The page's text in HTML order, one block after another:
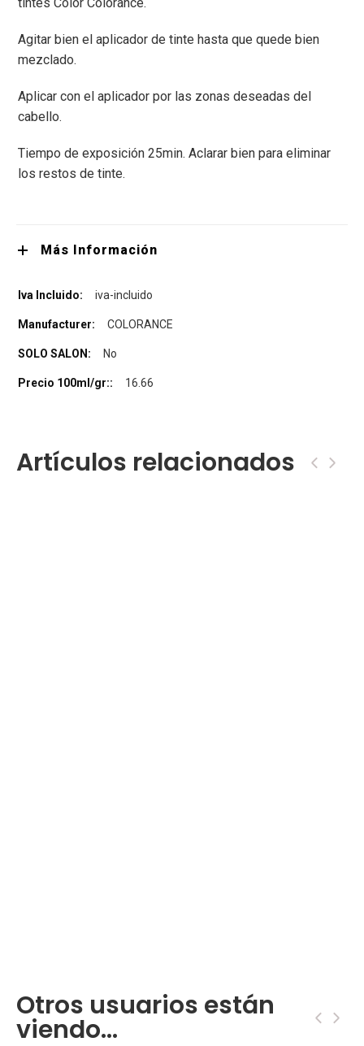
Agitar bien el aplicador de tinte hasta que quede bien
mezclado.
Aplicar con el aplicador por las zonas deseadas del
cabello.
Tiempo de exposición 25min. Aclarar bien para eliminar
los restos de tinte.
Más Información
iva-incluido
COLORANCE
No
16.66
Artículos relacionados ‹ ›
Otros usuarios están
viendo... ‹ ›